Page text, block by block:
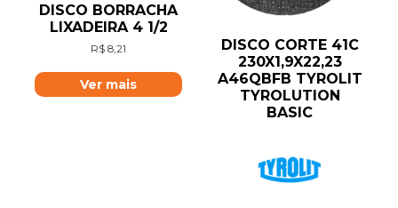
DISCO BORRACHA
LIXADEIRA 4 1/2
R$ 8,21
Ver mais
DISCO CORTE 41C
230X1,9X22,23
A46QBFB TYROLIT
TYROLUTION
BASIC